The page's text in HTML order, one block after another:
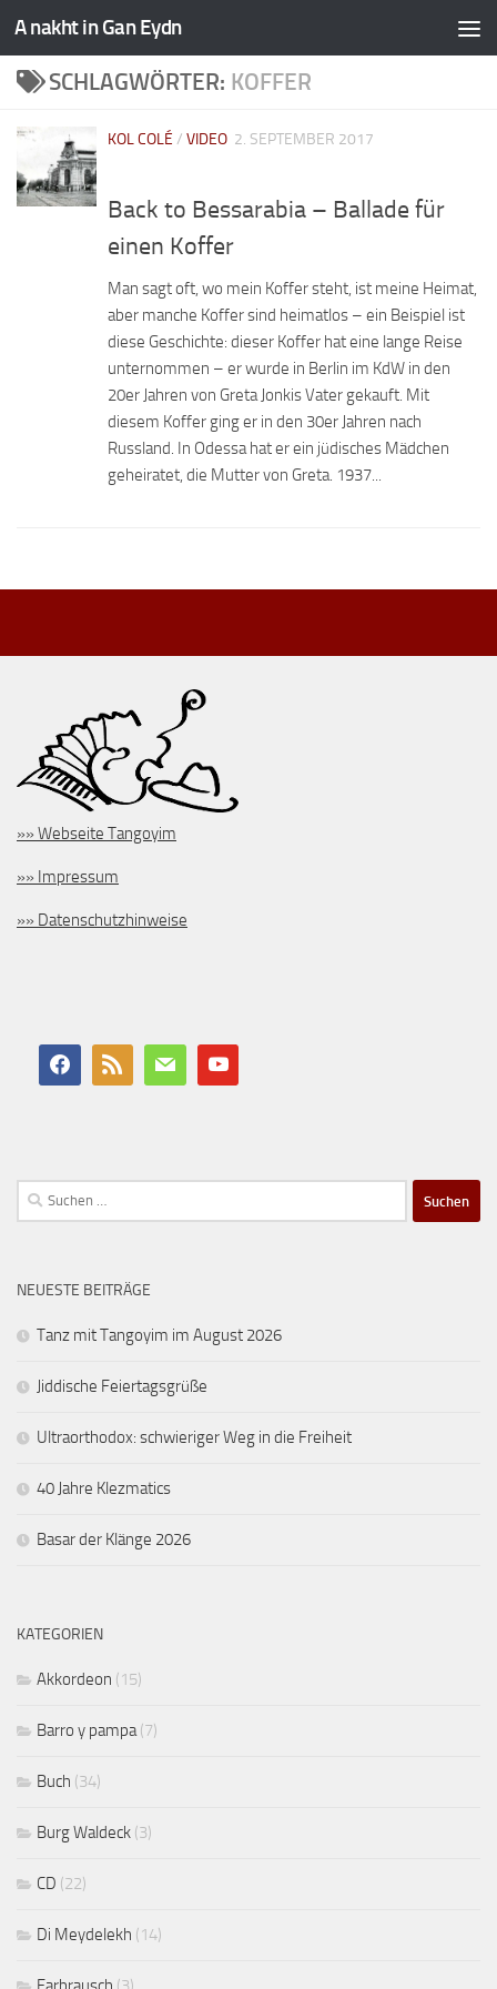
A nakht in Gan Eydn
SCHLAGWÖRTER: KOFFER
KOL COLÉ / VIDEO 2. SEPTEMBER 2017
Back to Bessarabia – Ballade für
einen Koffer
Man sagt oft, wo mein Koffer steht, ist meine Heimat,
aber manche Koffer sind heimatlos – ein Beispiel ist
diese Geschichte: dieser Koffer hat eine lange Reise
unternommen – er wurde in Berlin im KdW in den
20er Jahren von Greta Jonkis Vater gekauft. Mit
diesem Koffer ging er in den 30er Jahren nach
Russland. In Odessa hat er ein jüdisches Mädchen
geheiratet, die Mutter von Greta. 1937...
»» Webseite Tangoyim
»» Impressum
»» Datenschutzhinweise
Suchen
nach:
NEUESTE BEITRÄGE
Tanz mit Tangoyim im August 2026
Jiddische Feiertagsgrüße
Ultraorthodox: schwieriger Weg in die Freiheit
40 Jahre Klezmatics
Basar der Klänge 2026
KATEGORIEN
Akkordeon (15)
Barro y pampa(7)
Buch (34)
Burg Waldeck (3)
CD (22)
Di Meydelekh (14)